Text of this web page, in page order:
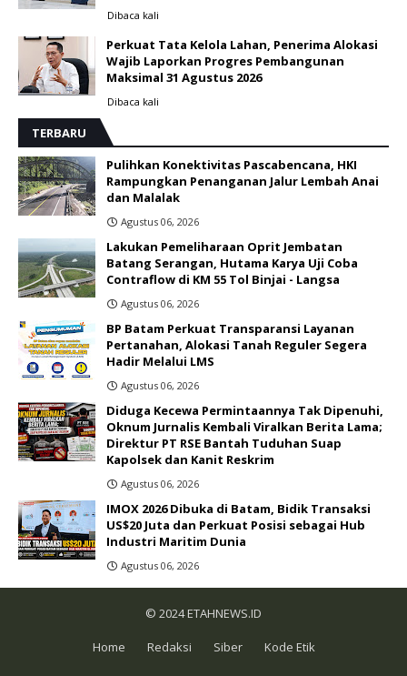
Dibaca kali
Perkuat Tata Kelola Lahan, Penerima Alokasi
Wajib Laporkan Progres Pembangunan
Maksimal 31 Agustus 2026
Dibaca kali
TERBARU
Pulihkan Konektivitas Pascabencana, HKI
Rampungkan Penanganan Jalur Lembah Anai
dan Malalak
Agustus 06, 2026
Lakukan Pemeliharaan Oprit Jembatan
Batang Serangan, Hutama Karya Uji Coba
Contraflow di KM 55 Tol Binjai - Langsa
Agustus 06, 2026
BP Batam Perkuat Transparansi Layanan
Pertanahan, Alokasi Tanah Reguler Segera
Hadir Melalui LMS
Agustus 06, 2026
Diduga Kecewa Permintaannya Tak Dipenuhi,
Oknum Jurnalis Kembali Viralkan Berita Lama;
Direktur PT RSE Bantah Tuduhan Suap
Kapolsek dan Kanit Reskrim
Agustus 06, 2026
IMOX 2026 Dibuka di Batam, Bidik Transaksi
US$20 Juta dan Perkuat Posisi sebagai Hub
Industri Maritim Dunia ‎
Agustus 06, 2026
© 2024ETAHNEWS.ID
Home Redaksi Siber Kode Etik